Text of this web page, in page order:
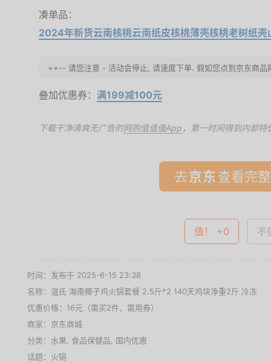
凑单品：
2024年新货云南核桃云南纸皮核桃薄壳核桃老树纸
++-- 请您注意 - 活动会停止, 请速度下单. 假如您点到京东商
叠加优惠券： 满199减100元
下载干净清爽无广告的网购值值值App ，第一时间得到内部特
去 查看完
值！ +0 不
时间：发布于 2025-6-15 23:38
名称： 温氏 海南椰子鸡火锅套餐 2.5斤*2 140天鸡块净重2斤 冷冻
优惠价格： 16元（需买2件，需用券）
商家： 京东商城
分类： 水果 食品保健品
国内优惠
话题： 火锅